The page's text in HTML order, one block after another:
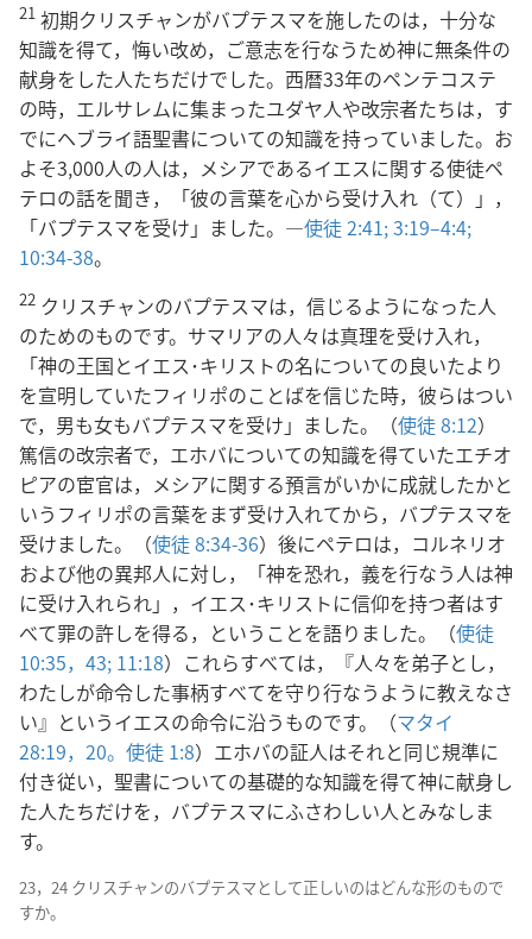
21 初期クリスチャンがバプテスマを施したのは，十分な
知識を得て，悔い改め，ご意志を行なうため神に無条件の
献身をした人たちだけでした。西暦33年のペンテコステ
の時，エルサレムに集まったユダヤ人や改宗者たちは，す
でにヘブライ語聖書についての知識を持っていました。お
よそ3,000人の人は，メシアであるイエスに関する使徒ペ
テロの話を聞き，「彼の言葉を心から受け入れ（て）」，
「バプテスマを受け」ました。―使徒 2:41;3:19–4:4;
10:34-38。
22 クリスチャンのバプテスマは，信じるようになった人
のためのものです。サマリアの人々は真理を受け入れ，
「神の王国とイエス･キリストの名についての良いたより
を宣明していたフィリポのことばを信じた時，彼らはつい
で，男も女もバプテスマを受け」ました。（使徒 8:12）
篤信の改宗者で，エホバについての知識を得ていたエチオ
ピアの宦官は，メシアに関する預言がいかに成就したかと
いうフィリポの言葉をまず受け入れてから，バプテスマを
受けました。（使徒 8:34-36）後にペテロは，コルネリオ
および他の異邦人に対し，「神を恐れ，義を行なう人は神
に受け入れられ」，イエス･キリストに信仰を持つ者はす
べて罪の許しを得る，ということを語りました。（使徒
10:35， 43; 11:18）これらすべては，『人々を弟子とし，
わたしが命令した事柄すべてを守り行なうように教えなさ
い』というイエスの命令に沿うものです。（マタイ
28:19，20。 使徒 1:8）エホバの証人はそれと同じ規準に
付き従い，聖書についての基礎的な知識を得て神に献身し
た人たちだけを，バプテスマにふさわしい人とみなしま
す。
23，24 クリスチャンのバプテスマとして正しいのはどんな形のもので
すか。